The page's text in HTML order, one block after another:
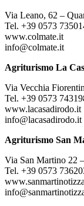
Via Leano, 62 –
Tel. +39 0573
www.colmate.it
info@colmate.it
Agriturismo La
Via Vecchia
Tel. +39 0573
www.lacasadirodo.it
info@lacasadirodo.it
Agriturismo San
Via San Martino 22
Tel. +39 0573